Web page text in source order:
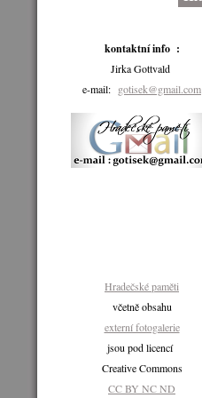
kontaktní info :
Jirka Gottvald
e-mail: gotisek@gmail.com
Hradečské paměti
včetně obsahu
externí fotogalerie
jsou pod licencí
Creative Commons
CC BY NC ND